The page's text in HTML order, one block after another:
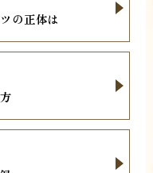
の正体は